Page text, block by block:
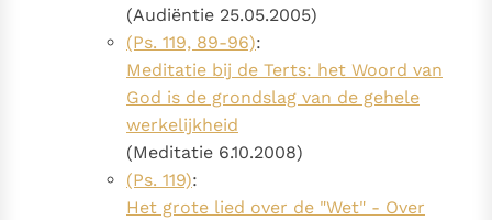
(Audiëntie 25.05.2005)
(Ps. 119, 89-96):
Meditatie bij de Terts: het Woord van
God is de grondslag van de gehele
werkelijkheid
(Meditatie 6.10.2008)
(Ps. 119):
Het grote lied over de "Wet" - Over